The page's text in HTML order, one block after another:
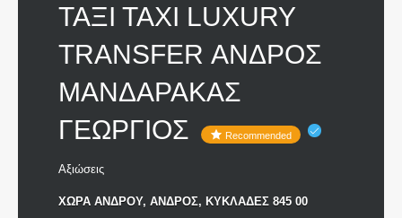
ΤΑΞΙ ΤΑΧΙ LUXURY
TRANSFER ΑΝΔΡΟΣ
ΜΑΝΔΑΡΑΚΑΣ
ΓΕΩΡΓΙΟΣ
Recommended
Αξιώσεις
ΧΩΡΑ ΑΝΔΡΟΥ, ΑΝΔΡΟΣ, ΚΥΚΛΑΔΕΣ 845 00